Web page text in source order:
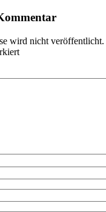
wird nicht veröffentlicht.